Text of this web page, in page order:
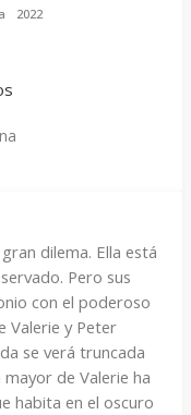
2022
dilema. Ella está
Pero sus
con el poderoso
Valerie y Peter
se verá truncada
de Valerie ha
habita en el oscuro